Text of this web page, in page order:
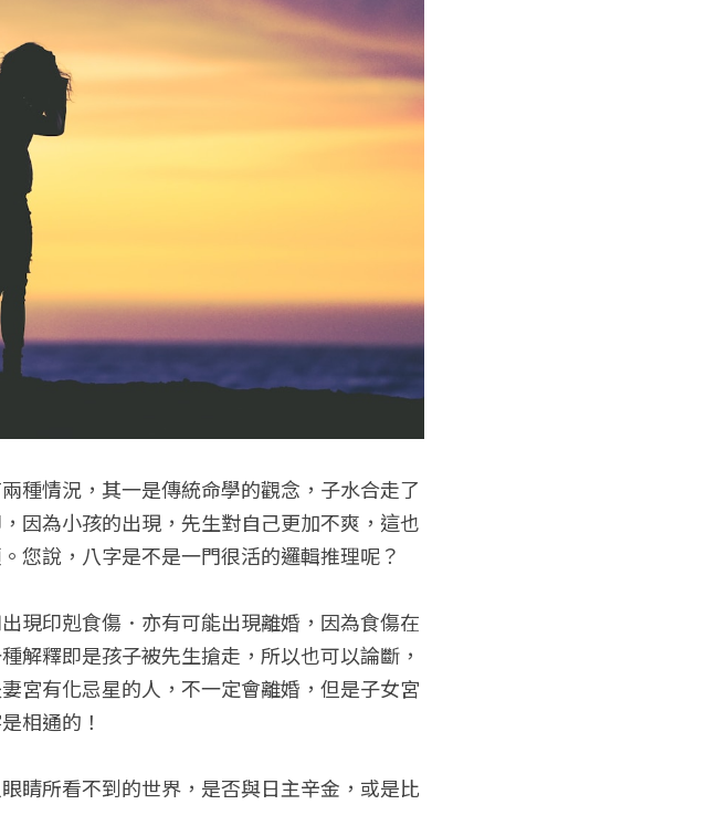
種情況，其一是傳統命學的觀念，子水合走了
因為小孩的出現，先生對自己更加不爽，這也
您說，八字是不是一門很活的邏輯推理呢？
現印剋食傷．亦有可能出現離婚，因為食傷在
解釋即是孩子被先生搶走，所以也可以論斷，
宮有化忌星的人，不一定會離婚，但是子女宮
相通的！
睛所看不到的世界，是否與日主辛金，或是比